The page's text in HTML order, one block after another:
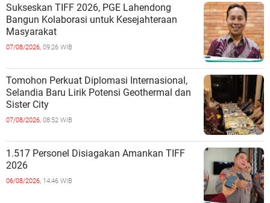
Sukseskan TIFF 2026, PGE Lahendong
Bangun Kolaborasi untuk Kesejahteraan
Masyarakat
07/08/2026, 09:26 WIB
Tomohon Perkuat Diplomasi Internasional,
Selandia Baru Lirik Potensi Geothermal dan
Sister City
07/08/2026, 08:52 WIB
1.517 Personel Disiagakan Amankan TIFF
2026
06/08/2026, 14:46 WIB